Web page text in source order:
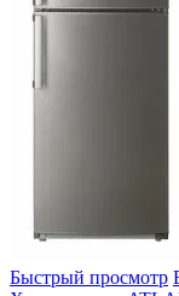
Быстрый просмотр